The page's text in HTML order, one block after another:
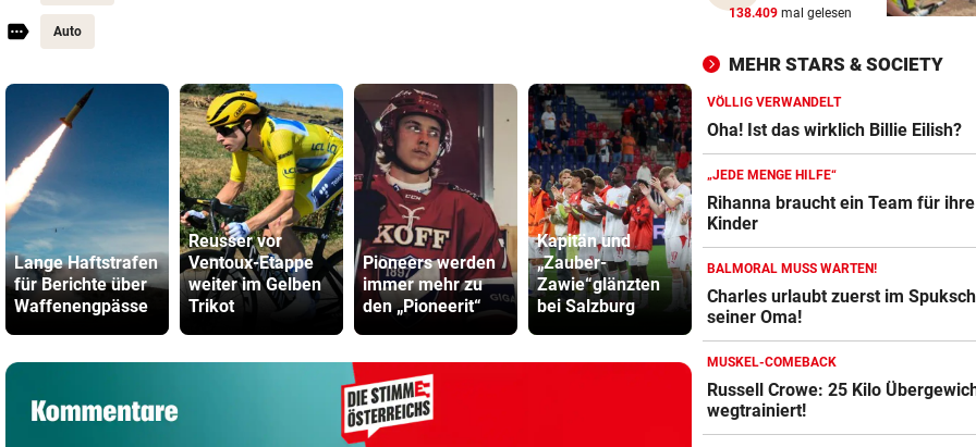
Auto
Lange Haftstrafen
für Berichte über
Waffenengpässe
Reusser vor
Ventoux-Etappe
weiter im Gelben
Trikot
Pioneers werden
immer mehr zu
den „Pioneerit“
Kapitän und
„Zauber-
Zawie“glänzten
bei Salzburg
TV-Star geht mit
Kanzler Stocker
hart ins Gericht
viel Hass
begegnet“
KEIN ARSENAL-WECHSEL vor
Madrid bis 2032
UKRAINISCHER ANGRIFF? vor 8
Vor Oman havarierter
Ölkatastrophe droht
„VERSTEHE ICH NICHT“
ÖFB-Kicker Wimmer packt
Morddrohungen aus
138.409 mal gelesen
MEHR STARS & SOCIETY
VÖLLIG VERWANDELT
Oha! Ist das wirklich Billie Eilish?
„JEDE MENGE HILFE“
Rihanna braucht ein Team für
Kinder
BALMORAL MUSS WARTEN!
Charles urlaubt zuerst im
seiner Oma!
MUSKEL-COMEBACK
Russell Crowe: 25 Kilo
wegtrainiert!